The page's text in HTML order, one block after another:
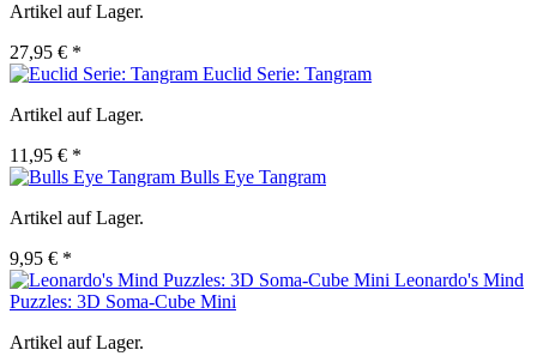
Artikel auf Lager.
27,95 € *
Euclid Serie: Tangram
Artikel auf Lager.
11,95 € *
Bulls Eye Tangram
Artikel auf Lager.
9,95 € *
Leonardo's Mind
Puzzles: 3D Soma-Cube Mini
Artikel auf Lager.